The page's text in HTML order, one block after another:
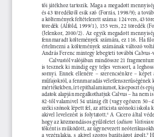
tői játékhoz tartozik. Maga a megadott
és 43 töredékről esik szó (Forrás, 1998/9); a
a költemények feltételezett száma: 124 vers, 43
töredék (Alföld, 1999/1), 155 vers, 22 töredék
(Jelenkor, 2000/2).  Az  egyik  megadott
fennmaradt költemények számára, ez 116. Ha
értelmezni a költemények számának változó
András Ferenc mintegy lebegteti további Calvus-
Calvustól valójában mindössze 21
is tesznek ki mindig egy teljes verssort, a
sornyi.  Ennek  ellenére  –  szerencsénkre  –
műfajokról, a fennmaradás véletlenszerűségének
mértékekben, írt epithalamiumot, kiseposzt és
adatok alapján megalkothatjuk Calvus – ha nem
82-től valamivel 54 utánig élt (vagy egészen
széki szónok lépett fel, az atticista szónoki iskola
akivel  levelezést  is  folytatott. 6
A  Cicero  által
hogy az közmondásos gyűlöletet (odium
tőként is működött, az úgynevezett
a  vezéralakja,  s  akivel  szoros  barátságot  ápolt. 9